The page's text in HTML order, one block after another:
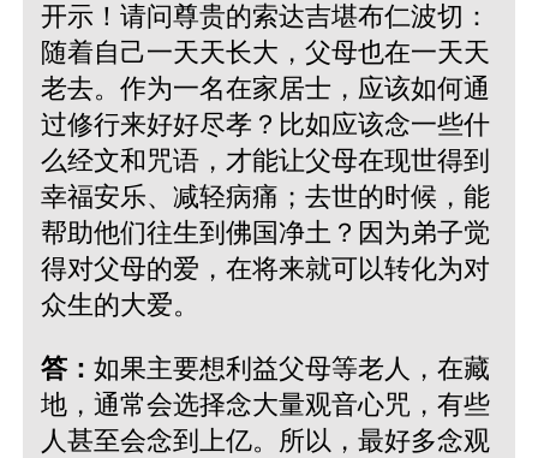
开示！请问尊贵的索达吉堪布仁波切：
随着自己一天天长大，父母也在一天天
老去。作为一名在家居士，应该如何通
过修行来好好尽孝？比如应该念一些什
么经文和咒语，才能让父母在现世得到
幸福安乐、减轻病痛；去世的时候，能
帮助他们往生到佛国净土？因为弟子觉
得对父母的爱，在将来就可以转化为对
众生的大爱。
答： 如果主要想利益父母等老人，在藏
地，通常会选择念大量观音心咒，有些
人甚至会念到上亿。所以，最好多念观